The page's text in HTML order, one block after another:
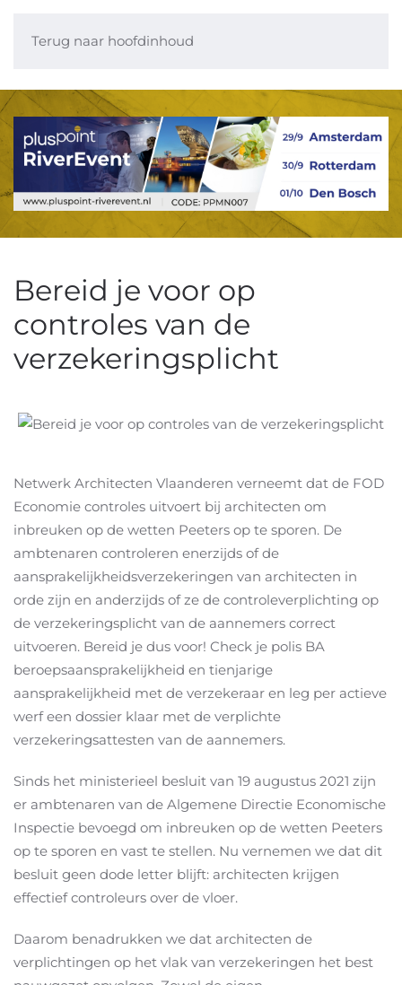
Terug naar hoofdinhoud
Bereid je voor op
controles van de
verzekeringsplicht
Netwerk Architecten Vlaanderen verneemt dat de FOD
Economie controles uitvoert bij architecten om
inbreuken op de wetten Peeters op te sporen. De
ambtenaren controleren enerzijds of de
aansprakelijkheidsverzekeringen van architecten in
orde zijn en anderzijds of ze de controleverplichting op
de verzekeringsplicht van de aannemers correct
uitvoeren. Bereid je dus voor! Check je polis BA
beroepsaansprakelijkheid en tienjarige
aansprakelijkheid met de verzekeraar en leg per actieve
werf een dossier klaar met de verplichte
verzekeringsattesten van de aannemers.
Sinds het ministerieel besluit van 19 augustus 2021 zijn
er ambtenaren van de Algemene Directie Economische
Inspectie bevoegd om inbreuken op de wetten Peeters
op te sporen en vast te stellen. Nu vernemen we dat dit
besluit geen dode letter blijft: architecten krijgen
effectief controleurs over de vloer.
Daarom benadrukken we dat architecten de
verplichtingen op het vlak van verzekeringen het best